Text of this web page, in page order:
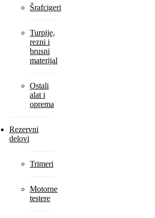
Šrafcigeri
Turpije,
rezni i
brusni
materijal
Ostali
alat i
oprema
Rezervni
delovi
Trimeri
Motorne
testere